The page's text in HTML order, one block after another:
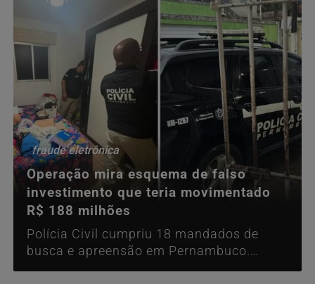
fraude eletrônica
Operação mira esquema de falso
investimento que teria movimentado
R$ 188 milhões
Polícia Civil cumpriu 18 mandados de
busca e apreensão em Pernambuco.
Grupo é investigado por aplicar golpes